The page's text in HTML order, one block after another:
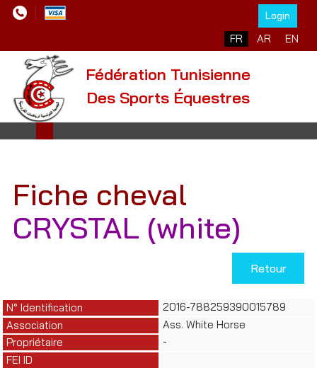
Login
Sélectionnez votre
FR AR EN
Fédération Tunisienne
Des Sports Équestres
Fiche cheval
CRYSTAL (white)
Retour
N° Identification
2016-788259390015789
Association
Ass. White Horse
Propriétaire
-
FEI ID